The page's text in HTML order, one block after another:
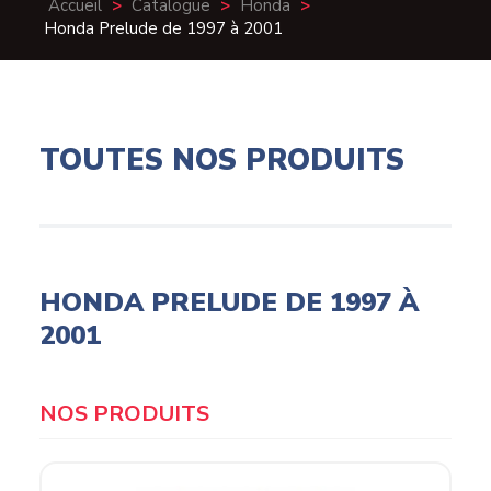
Accueil > Catalogue > Honda >
Honda Prelude de 1997 à 2001
TOUTES NOS PRODUITS
HONDA PRELUDE DE 1997 À
2001